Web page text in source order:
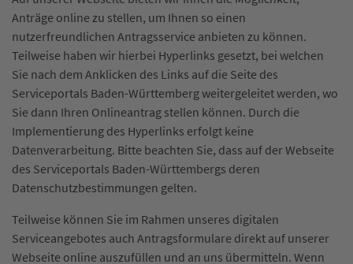
Anträge online zu stellen, um Ihnen so einen
nutzerfreundlichen Antragsservice anbieten zu können.
Teilweise haben wir hierbei Hyperlinks gesetzt, bei welchen
Sie nach dem Anklicken des Links auf die Seite des
Serviceportals Baden-Württemberg weitergeleitet werden, wo
Sie dann Ihren Onlineantrag stellen können. Durch die
Implementierung des Hyperlinks erfolgt keine
Datenverarbeitung. Bitte beachten Sie, dass auf der Webseite
des Serviceportals Baden-Württembergs deren
Datenschutzbestimmungen gelten.
Teilweise können Sie im Rahmen unseres digitalen
Serviceangebotes auch Antragsformulare direkt auf unserer
Webseite online auszufüllen und an uns übermitteln. Wenn